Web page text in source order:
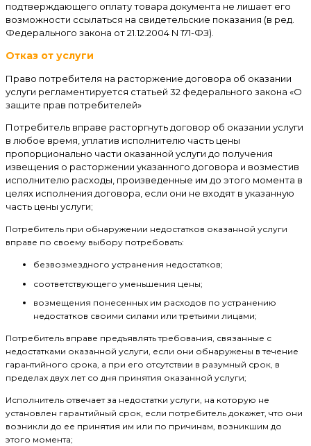
подтверждающего оплату товара документа не лишает его
возможности ссылаться на свидетельские показания (в ред.
Федерального закона от 21.12.2004 N 171-ФЗ).
Отказ от услуги
Право потребителя на расторжение договора об оказании
услуги регламентируется статьей 32 федерального закона «О
защите прав потребителей»
Потребитель вправе расторгнуть договор об оказании услуги
в любое время, уплатив исполнителю часть цены
пропорционально части оказанной услуги до получения
извещения о расторжении указанного договора и возместив
исполнителю расходы, произведенные им до этого момента в
целях исполнения договора, если они не входят в указанную
часть цены услуги;
Потребитель при обнаружении недостатков оказанной услуги
вправе по своему выбору потребовать:
безвозмездного устранения недостатков;
соответствующего уменьшения цены;
возмещения понесенных им расходов по устранению
недостатков своими силами или третьими лицами;
Потребитель вправе предъявлять требования, связанные с
недостатками оказанной услуги, если они обнаружены в течение
гарантийного срока, а при его отсутствии в разумный срок, в
пределах двух лет со дня принятия оказанной услуги;
Исполнитель отвечает за недостатки услуги, на которую не
установлен гарантийный срок, если потребитель докажет, что они
возникли до ее принятия им или по причинам, возникшим до
этого момента;